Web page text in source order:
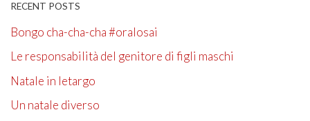
RECENT POSTS
Bongo cha-cha-cha #oralosai
Le responsabilità del genitore di figli maschi
Natale in letargo
Un natale diverso